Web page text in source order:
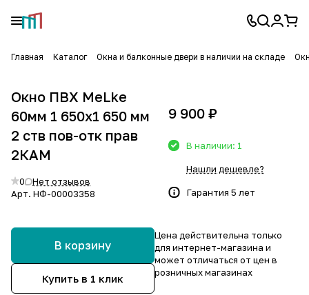
Главная Каталог Окна и балконные двери в наличии на складе
Окно ПВХ MeLke
60мм 1 650х1 650 мм
2 ств пов-отк прав
2КАМ
0
Нет отзывов
Арт. НФ-00003358
В корзину
Купить в 1 клик
9 900 ₽
В наличии: 1
Нашли дешевле?
Гарантия 5 лет
Цена действительна только
для интернет-магазина и
может отличаться от цен в
розничных магазинах